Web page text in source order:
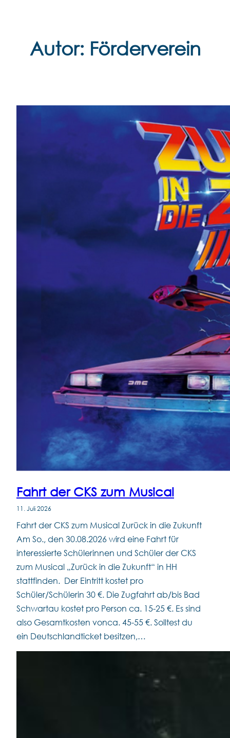
Autor: Förderverein
Fahrt der CKS zum Musical
11. Juli 2026
Fahrt der CKS zum Musical Zurück in die Zukunft
Am So., den 30.08.2026 wird eine Fahrt für
interessierte Schülerinnen und Schüler der CKS
zum Musical „Zurück in die Zukunft“ in HH
stattfinden. Der Eintritt kostet pro
Schüler/Schülerin 30 €. Die Zugfahrt ab/bis Bad
Schwartau kostet pro Person ca. 15-25 €. Es sind
also Gesamtkosten vonca. 45-55 €. Solltest du
ein Deutschlandticket besitzen,…